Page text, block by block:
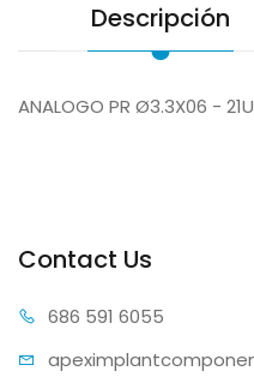
Descripción
ANALOGO PR Ø3.3X06 -
Contact Us
686 591 6055
apeximplantcomp